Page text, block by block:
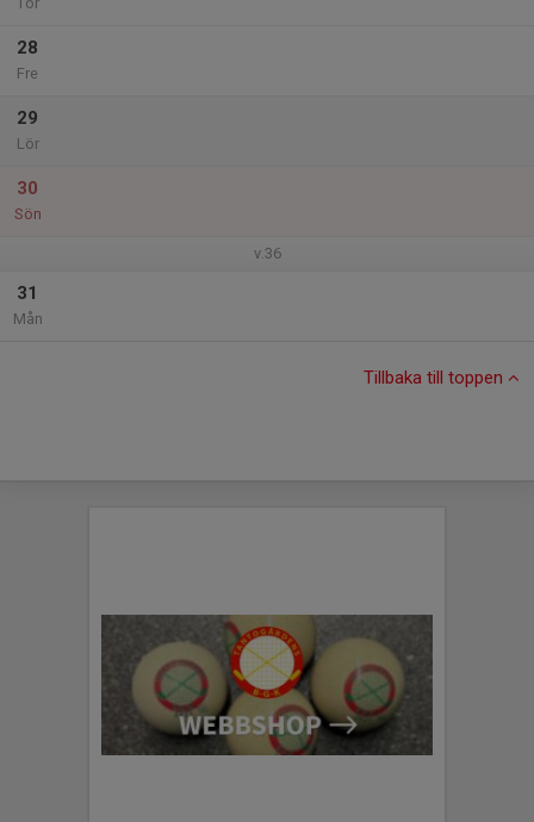
28
Fre
29
Lör
30
Sön
v.36
31
Mån
Tillbaka till toppen